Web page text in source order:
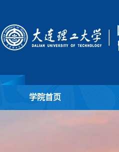
学院首页